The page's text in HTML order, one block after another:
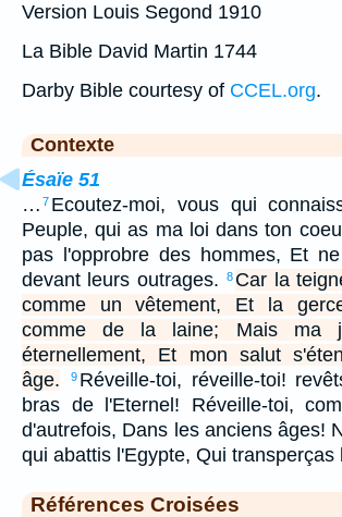
Version Louis Segond 1910
La Bible David Martin 1744
Darby Bible courtesy of CCEL.org.
Contexte
Ésaïe 51
… 7 Ecoutez-moi, vous qui
Peuple, qui as ma loi dans ton
pas l'opprobre des hommes, Et
devant leurs outrages.
8 Car la
comme un vêtement, Et la
comme de la laine; Mais ma
éternellement, Et mon salut
âge.
9 Réveille-toi, réveille-toi!
bras de l'Eternel! Réveille-toi,
d'autrefois, Dans les anciens âges!
qui abattis l'Egypte, Qui
Références Croisées